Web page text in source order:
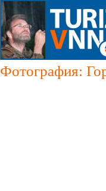
Фотография: